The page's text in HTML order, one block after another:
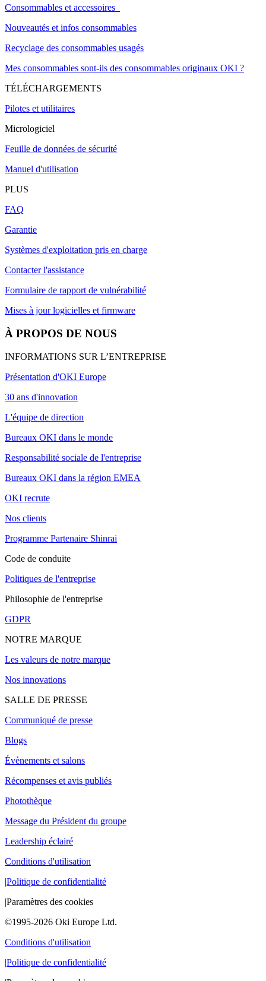
Consommables et accessoires
Nouveautés et infos consommables
Recyclage des consommables usagés
Mes consommables sont-ils des consommables originaux OKI ?
TÉLÉCHARGEMENTS
Pilotes et utilitaires
Micrologiciel
Feuille de données de sécurité
Manuel d'utilisation
PLUS
FAQ
Garantie
Systèmes d'exploitation pris en charge
Contacter l'assistance
Formulaire de rapport de vulnérabilité
Mises à jour logicielles et firmware
À PROPOS DE NOUS
INFORMATIONS SUR L’ENTREPRISE
Présentation d'OKI Europe
30 ans d'innovation
L'équipe de direction
Bureaux OKI dans le monde
Responsabilité sociale de l'entreprise
Bureaux OKI dans la région EMEA
OKI recrute
Nos clients
Programme Partenaire Shinrai
Code de conduite
Politiques de l'entreprise
Philosophie de l'entreprise
GDPR
NOTRE MARQUE
Les valeurs de notre marque
Nos innovations
SALLE DE PRESSE
Communiqué de presse
Blogs
Évènements et salons
Récompenses et avis publiés
Photothèque
Message du Président du groupe
Leadership éclairé
Conditions d'utilisation
|Politique de confidentialité
|Paramètres des cookies
©1995-2026 Oki Europe Ltd.
Conditions d'utilisation
|Politique de confidentialité